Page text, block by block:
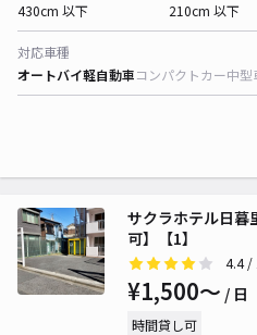
430cm 以下
210cm 以下
対応車種
オートバイ軽自動車コンパクトカー中型
サクラホテル日
可】【1】
4.4/
¥1,500〜 / 日
時間貸し可